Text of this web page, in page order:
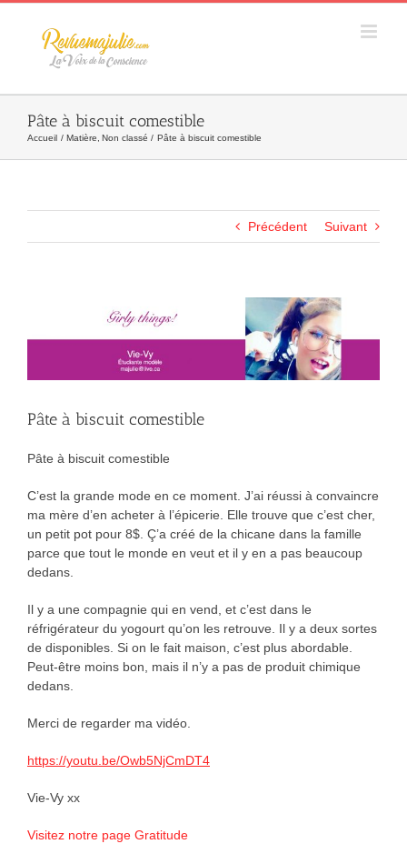
Skip
Pâte à biscuit comestible
Accueil Matière Non classé Pâte à biscuit comestible
Précédent Suivant
Pâte à biscuit comestible
Pâte à biscuit comestible
C’est la grande mode en ce moment. J’ai réussi à convaincre
ma mère d’en acheter à l’épicerie. Elle trouve que c’est cher,
un petit pot pour 8$. Ç’a créé de la chicane dans la famille
parce que tout le monde en veut et il y en a pas beaucoup
dedans.
Il y a une compagnie qui en vend, et c’est dans le
réfrigérateur du yogourt qu’on les retrouve. Il y a deux sortes
de disponibles. Si on le fait maison, c’est plus abordable.
Peut-être moins bon, mais il n’y a pas de produit chimique
dedans.
Merci de regarder ma vidéo.
https://youtu.be/Owb5NjCmDT4
Vie-Vy xx
Visitez notre page Gratitude